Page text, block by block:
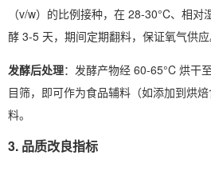
（v/w）的比例接种，在 28-30°C、相
酵 3-5 天，期间定期翻料，保证氧气供应
发酵后处理：发酵产物经 60-65°C 烘干
目筛，即可作为食品辅料（如添加到烘
料。
3. 品质改良指标